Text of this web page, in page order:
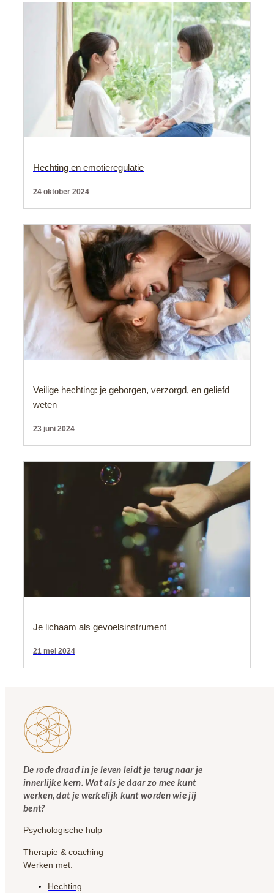
Hechting en emotieregulatie
24 oktober 2024
Veilige hechting: je geborgen, verzorgd, en geliefd
weten
23 juni 2024
Je lichaam als gevoelsinstrument
21 mei 2024
De rode draad in je leven leidt je terug naar je
innerlijke kern. Wat als je daar zo mee kunt
werken, dat je werkelijk kunt worden wie jij
bent?
Psychologische hulp
Therapie & coaching
Werken met:
Hechting